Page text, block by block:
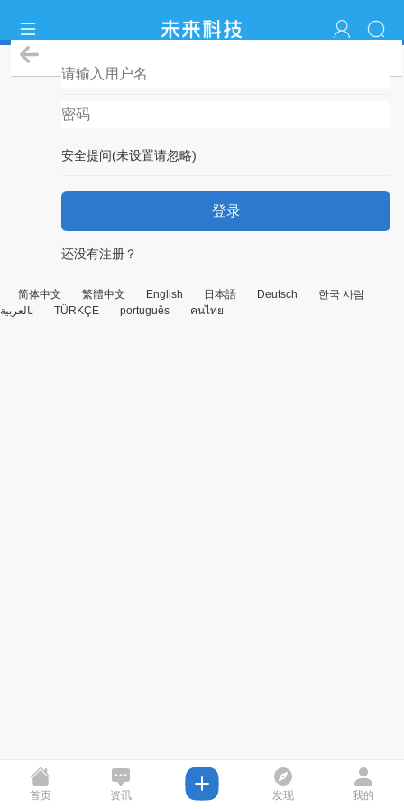
安全提问(未设置请忽略)
登录
还没有注册？
简体中文 繁體中文 English 日本語 Deutsch
한국 사람
بالعربية
TÜRKÇE português คนไทย
首页 资讯 发现 我的